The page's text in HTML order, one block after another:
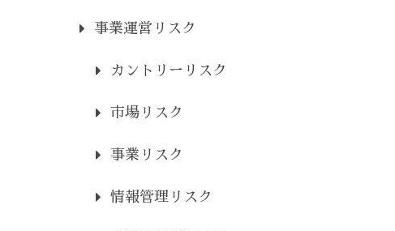
事業運営リスク
カントリーリスク
市場リスク
事業リスク
情報管理リスク